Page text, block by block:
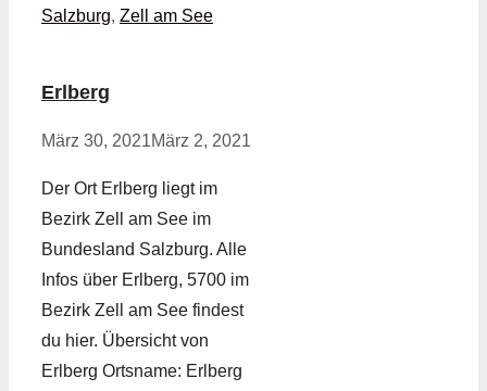
Salzburg, Zell am See
Erlberg
März 30, 2021März 2, 2021
Der Ort Erlberg liegt im
Bezirk Zell am See im
Bundesland Salzburg. Alle
Infos über Erlberg, 5700 im
Bezirk Zell am See findest
du hier. Übersicht von
Erlberg Ortsname: Erlberg